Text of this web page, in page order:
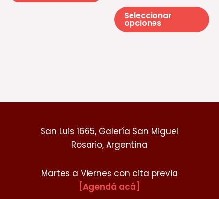
Seleccionar
opciones
la
San Luis 1665, Galería San Miguel
Rosario, Argentina
Martes a Viernes con cita previa
[Agendá acá]